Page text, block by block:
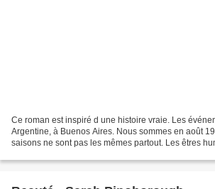
Ce roman est inspiré d une histoire vraie. Les
Argentine, à Buenos Aires. Nous sommes en août
saisons ne sont pas les mêmes partout. Les êtres